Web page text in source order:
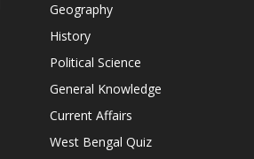
Geography
History
Political Science
General Knowledge
Current Affairs
West Bengal Quiz